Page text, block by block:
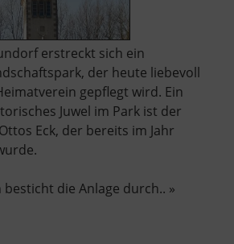
erstreckt sich ein
der heute liebevoll
gepflegt wird. Ein
Juwel im Park ist der
Eck, der bereits im Jahr
die Anlage durch.. »